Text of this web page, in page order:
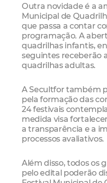
Outra novidade é a
Municipal de
que passa a contar
programação. A
quadrilhas infantis,
seguintes receberão
quadrilhas adultas.
A Secultfor também
pela formação das
24 festivais
medida visa
a transparência e a
processos avaliativos.
Além disso, todos os
pelo edital poderão